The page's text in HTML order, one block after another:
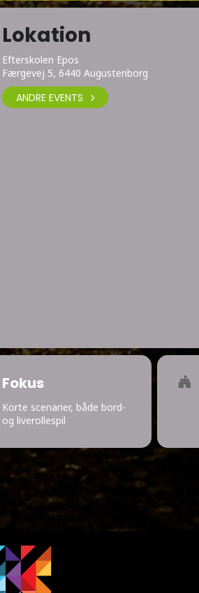
Lokation
Efterskolen Epos
Færgevej 5, 6440 Augustenborg
ANDRE EVENTS
Fokus
Korte scenarier, både bord-
og liverollespil